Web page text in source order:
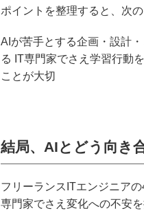
ポイントを整理すると、次の
AIが苦手とする企画・設計
る IT専門家でさえ学習行動
ことが大切
結局、AIとどう向き
フリーランスITエンジニア
専門家でさえ変化への不安